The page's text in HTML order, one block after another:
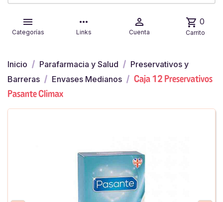

Categorías
more_horiz
Links

Cuenta
shopping_cart 0
Carrito
Inicio Parafarmacia y Salud
Preservativos y
Barreras
Envases Medianos
Caja 12 Preservativos
Pasante Climax